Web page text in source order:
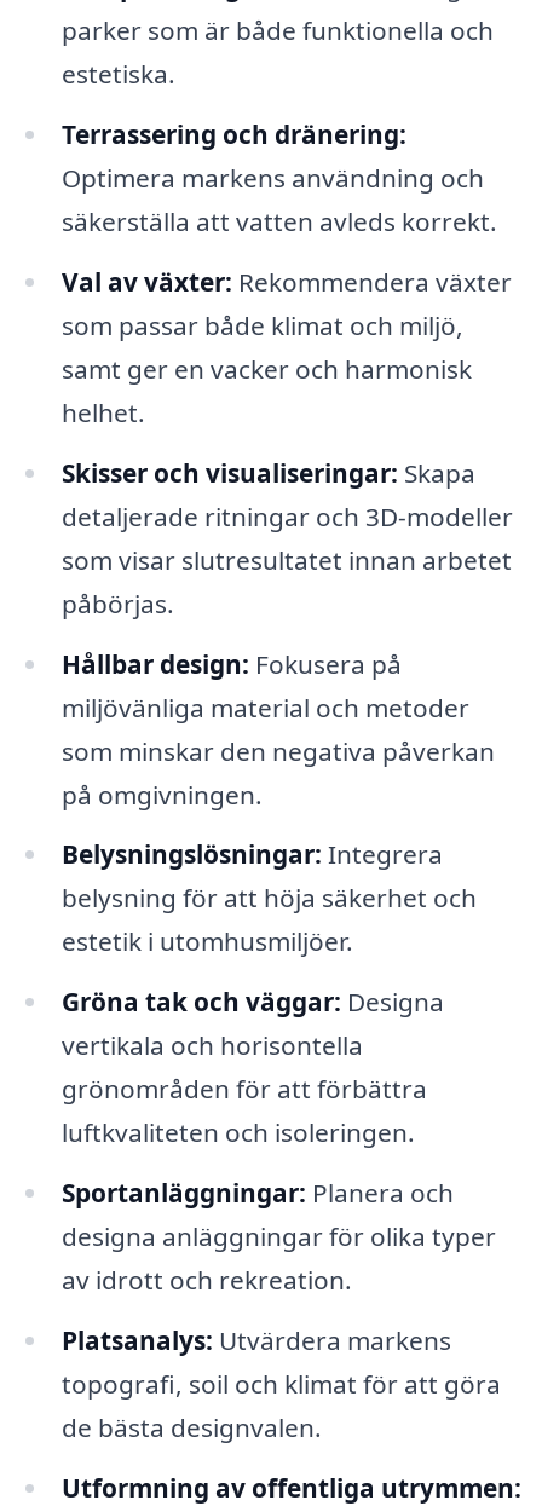
parker som är både funktionella och
estetiska.
Terrassering och dränering:
Optimera markens användning och
säkerställa att vatten avleds korrekt.
Val av växter: Rekommendera växter
som passar både klimat och miljö,
samt ger en vacker och harmonisk
helhet.
Skisser och visualiseringar: Skapa
detaljerade ritningar och 3D-modeller
som visar slutresultatet innan arbetet
påbörjas.
Hållbar design: Fokusera på
miljövänliga material och metoder
som minskar den negativa påverkan
på omgivningen.
Belysningslösningar: Integrera
belysning för att höja säkerhet och
estetik i utomhusmiljöer.
Gröna tak och väggar: Designa
vertikala och horisontella
grönområden för att förbättra
luftkvaliteten och isoleringen.
Sportanläggningar: Planera och
designa anläggningar för olika typer
av idrott och rekreation.
Platsanalys: Utvärdera markens
topografi, soil och klimat för att göra
de bästa designvalen.
Utformning av offentliga utrymmen: